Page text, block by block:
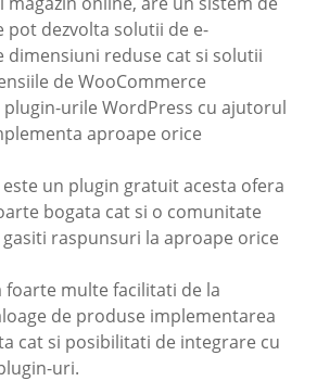
pot dezvolta solutii de e-
dimensiuni reduse cat si solutii
de WooCommerce
plugin-urile WordPress cu ajutorul
aproape orice
un plugin gratuit acesta ofera
bogata cat si o comunitate
raspunsuri la aproape orice
foarte multe facilitati de la
de produse implementarea
cat si posibilitati de integrare cu
uri.